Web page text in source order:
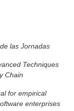
las Jornadas
Techniques
Chain
for empirical
enterprises